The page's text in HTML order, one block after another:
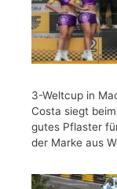
3-Weltcup in
Costa siegt
gutes Pflaster
der Marke aus